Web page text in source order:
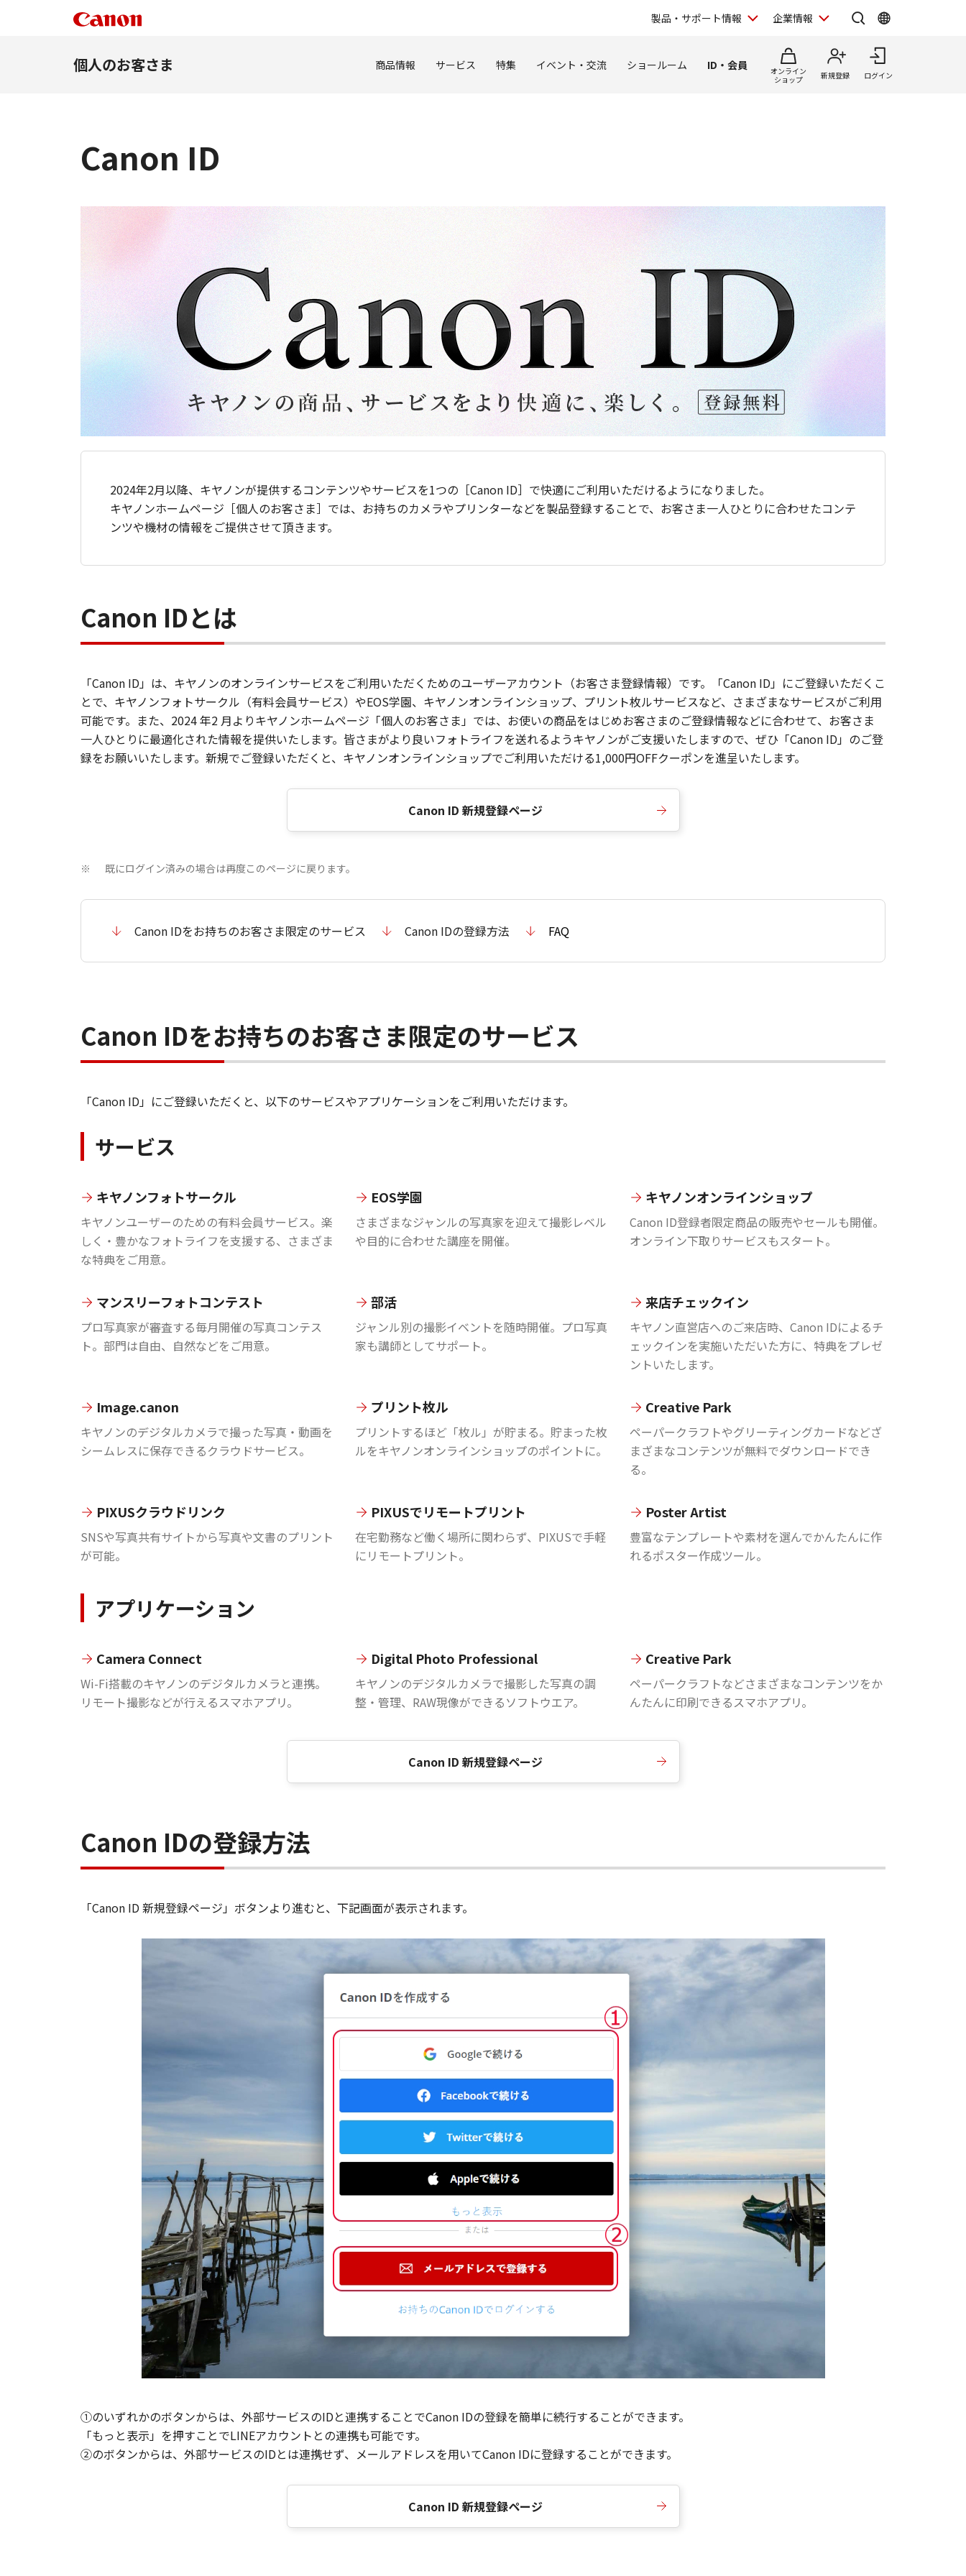
製品・サポート情報 企業情報
個人のお客さま 商品情報 サービス 特集 イベント・交流 ショールーム ID・会員
オンライン
ショップ
新規登録 ログイン
Canon ID
2024年2月以降、キヤノンが提供するコンテンツやサービスを1つの［Canon ID］で快適にご利用いただけるようになりました。
キヤノンホームページ［個人のお客さま］では、お持ちのカメラやプリンターなどを製品登録することで、お客さま一人ひとりに合わせたコンテ
ンツや機材の情報をご提供させて頂きます。
Canon IDとは
「Canon ID」は、キヤノンのオンラインサービスをご利用いただくためのユーザーアカウント（お客さま登録情報）です。「Canon ID」にご登録いただくこ
とで、キヤノンフォトサークル（有料会員サービス）やEOS学園、キヤノンオンラインショップ、プリント枚ルサービスなど、さまざまなサービスがご利用
可能です。また、2024 年2 月よりキヤノンホームページ「個人のお客さま」では、お使いの商品をはじめお客さまのご登録情報などに合わせて、お客さま
一人ひとりに最適化された情報を提供いたします。皆さまがより良いフォトライフを送れるようキヤノンがご支援いたしますので、ぜひ「Canon ID」のご登
録をお願いいたします。新規でご登録いただくと、キヤノンオンラインショップでご利用いただける1,000円OFFクーポンを進呈いたします。
Canon ID 新規登録ページ
※ 既にログイン済みの場合は再度このページに戻ります。
Canon IDをお持ちのお客さま限定のサービス Canon IDの登録方法 FAQ
Canon IDをお持ちのお客さま限定のサービス
「Canon ID」にご登録いただくと、以下のサービスやアプリケーションをご利用いただけます。
サービス
キヤノンフォトサークル
キヤノンユーザーのための有料会員サービス。楽
しく・豊かなフォトライフを支援する、さまざま
な特典をご用意。
EOS学園
さまざまなジャンルの写真家を迎えて撮影レベル
や目的に合わせた講座を開催。
キヤノンオンラインショップ
Canon ID登録者限定商品の販売やセールも開催。
オンライン下取りサービスもスタート。
マンスリーフォトコンテスト
プロ写真家が審査する毎月開催の写真コンテス
ト。部門は自由、自然などをご用意。
部活
ジャンル別の撮影イベントを随時開催。プロ写真
家も講師としてサポート。
来店チェックイン
キヤノン直営店へのご来店時、Canon IDによるチ
ェックインを実施いただいた方に、特典をプレゼ
ントいたします。
Image.canon
キヤノンのデジタルカメラで撮った写真・動画を
シームレスに保存できるクラウドサービス。
プリント枚ル
プリントするほど「枚ル」が貯まる。貯まった枚
ルをキヤノンオンラインショップのポイントに。
Creative Park
ペーパークラフトやグリーティングカードなどざ
まざまなコンテンツが無料でダウンロードでき
る。
PIXUSクラウドリンク
SNSや写真共有サイトから写真や文書のプリント
が可能。
PIXUSでリモートプリント
在宅勤務など働く場所に関わらず、PIXUSで手軽
にリモートプリント。
Poster Artist
豊富なテンプレートや素材を選んでかんたんに作
れるポスター作成ツール。
アプリケーション
Camera Connect
Wi-Fi搭載のキヤノンのデジタルカメラと連携。
リモート撮影などが行えるスマホアプリ。
Digital Photo Professional
キヤノンのデジタルカメラで撮影した写真の調
整・管理、RAW現像ができるソフトウエア。
Creative Park
ペーパークラフトなどさまざまなコンテンツをか
んたんに印刷できるスマホアプリ。
Canon ID 新規登録ページ
Canon IDの登録方法
「Canon ID 新規登録ページ」ボタンより進むと、下記画面が表示されます。
①のいずれかのボタンからは、外部サービスのIDと連携することでCanon IDの登録を簡単に続行することができます。
「もっと表示」を押すことでLINEアカウントとの連携も可能です。
②のボタンからは、外部サービスのIDとは連携せず、メールアドレスを用いてCanon IDに登録することができます。
Canon ID 新規登録ページ